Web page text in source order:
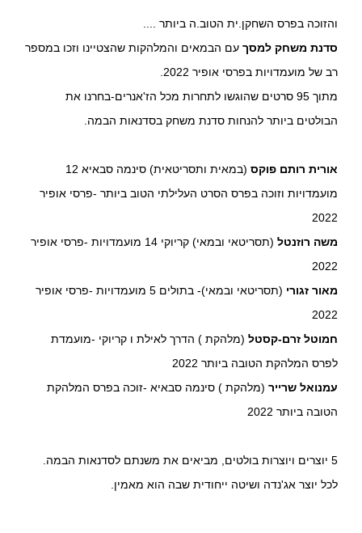
והזוכה בפרס השחקן.ית הטוב.ה ביותר ....
סדנת משחק למסך עם הבמאים והמלהקות שהצטיינו וזכו במספר
רב של מועמדויות בפרסי אופיר 2022.
מתוך 95 סרטים שהוגשו לתחרות מכל הז'אנרים-בחרנו את
הבולטים ביותר להנחות סדנת משחק בסדנאות הבמה.
אורית רותם פוקס
(במאית ותסריטאית) סינמה סבאיא 12
מועמדויות וזוכה בפרס הסרט העלילתי הטוב ביותר -פרסי אופיר
2022
משה רוזנטל
(תסריטאי ובמאי) קריוקי 14 מועמדויות -פרסי אופיר
2022
מאור זגורי
(תסריטאי ובמאי)- בתולים 5 מועמדויות -פרסי אופיר
2022
חמוטל זרם-קסטל (מלהקת ) הדרך לאילת ו קריוקי -מועמדת
לפרס המלהקת הטובה ביותר 2022
עמנואל שרייר (מלהקת ) סינמה סבאיא -זוכה בפרס המלהקת
הטובה ביותר 2022
5 יוצרים ויוצרות בולטים, מביאים את משנתם לסדנאות הבמה.
לכל יוצר אג'נדה ושיטה ייחודית שבה הוא מאמין.